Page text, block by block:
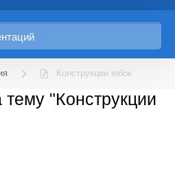
Конструкции юбок
"Конструкции